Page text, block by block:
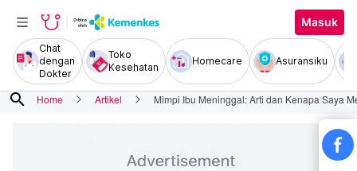
Masuk
Chat
dengan
Dokter
Toko
Kesehatan
Homecare Asuransiku
search Home Artikel Mimpi Ibu Meninggal: Arti dan Kenapa Saya